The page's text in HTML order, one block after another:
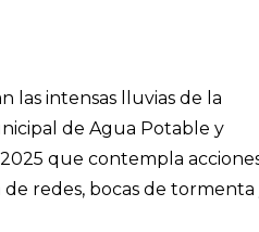
las intensas lluvias de la
de Agua Potable y
que contempla
redes, bocas de tormenta